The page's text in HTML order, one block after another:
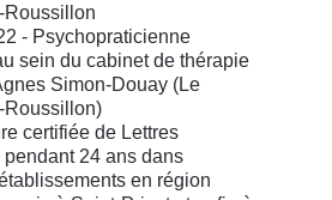
Roussillon
- Psychopraticienne
sein du cabinet de thérapie
Simon-Douay (Le
Roussillon)
certifiée de Lettres
pendant 24 ans dans
en région